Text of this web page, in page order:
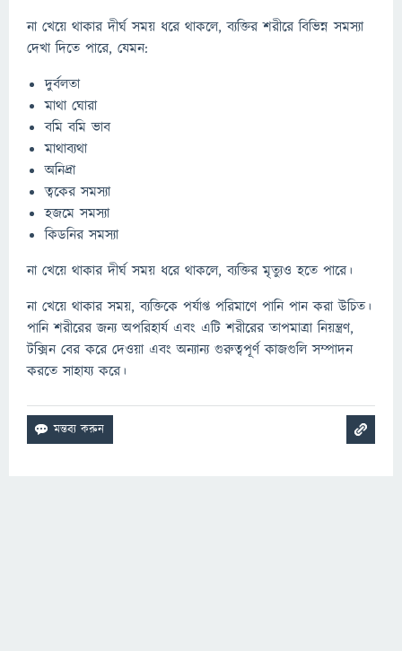
না খেয়ে থাকার দীর্ঘ সময় ধরে থাকলে, ব্যক্তির শরীরে বিভিন্ন সমস্যা
দেখা দিতে পারে, যেমন:
দুর্বলতা
মাথা ঘোরা
বমি বমি ভাব
মাথাব্যথা
অনিদ্রা
ত্বকের সমস্যা
হজমে সমস্যা
কিডনির সমস্যা
না খেয়ে থাকার দীর্ঘ সময় ধরে থাকলে, ব্যক্তির মৃত্যুও হতে পারে।
না খেয়ে থাকার সময়, ব্যক্তিকে পর্যাপ্ত পরিমাণে পানি পান করা উচিত।
পানি শরীরের জন্য অপরিহার্য এবং এটি শরীরের তাপমাত্রা নিয়ন্ত্রণ,
টক্সিন বের করে দেওয়া এবং অন্যান্য গুরুত্বপূর্ণ কাজগুলি সম্পাদন
করতে সাহায্য করে।